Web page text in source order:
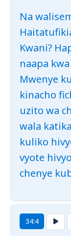
Na
Kwani?
naapa
Mwenye
kinacho
uzito wa
wala
kuliko
vyote
chenye
34:4